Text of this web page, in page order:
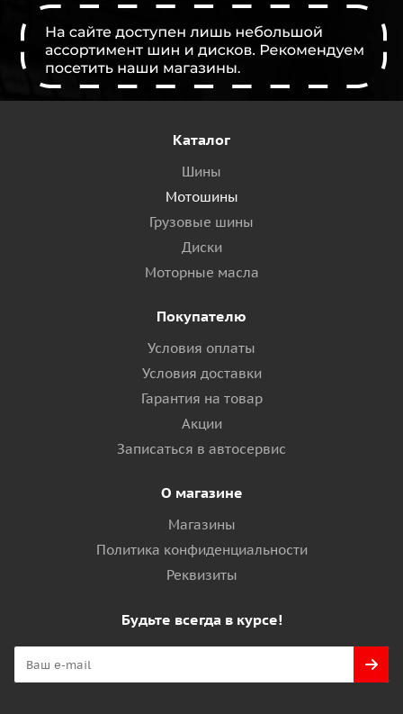
Каталог
Шины
Мотошины
Грузовые шины
Диски
Моторные масла
Покупателю
Условия оплаты
Условия доставки
Гарантия на товар
Акции
Записаться в автосервис
О магазине
Магазины
Политика конфиденциальности
Реквизиты
Будьте всегда в курсе!